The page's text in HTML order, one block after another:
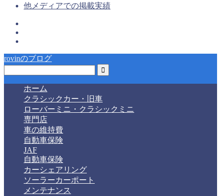
他メディアでの掲載実績
rovinのブログ
ホーム
クラシックカー・旧車
ローバーミニ・クラシックミニ
専門店
車の維持費
自動車保険
JAF
自動車保険
カーシェアリング
ソーラーカーポート
メンテナンス